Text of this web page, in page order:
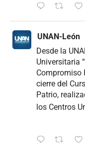
UNAN-León
Desde la
Universitaria
Compromiso
cierre del
Patrio,
los Centros